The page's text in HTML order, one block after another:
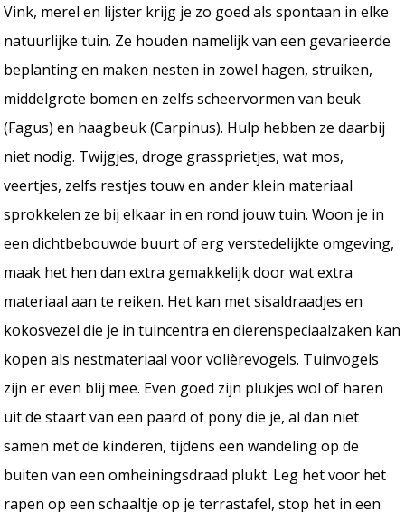
Vink, merel en lijster krijg je zo goed als spontaan in elke
natuurlijke tuin. Ze houden namelijk van een gevarieerde
beplanting en maken nesten in zowel hagen, struiken,
middelgrote bomen en zelfs scheervormen van beuk
(Fagus) en haagbeuk (Carpinus). Hulp hebben ze daarbij
niet nodig. Twijgjes, droge grassprietjes, wat mos,
veertjes, zelfs restjes touw en ander klein materiaal
sprokkelen ze bij elkaar in en rond jouw tuin. Woon je in
een dichtbebouwde buurt of erg verstedelijkte omgeving,
maak het hen dan extra gemakkelijk door wat extra
materiaal aan te reiken. Het kan met sisaldraadjes en
kokosvezel die je in tuincentra en dierenspeciaalzaken kan
kopen als nestmateriaal voor volièrevogels. Tuinvogels
zijn er even blij mee. Even goed zijn plukjes wol of haren
uit de staart van een paard of pony die je, al dan niet
samen met de kinderen, tijdens een wandeling op de
buiten van een omheiningsdraad plukt. Leg het voor het
rapen op een schaaltje op je terrastafel, stop het in een